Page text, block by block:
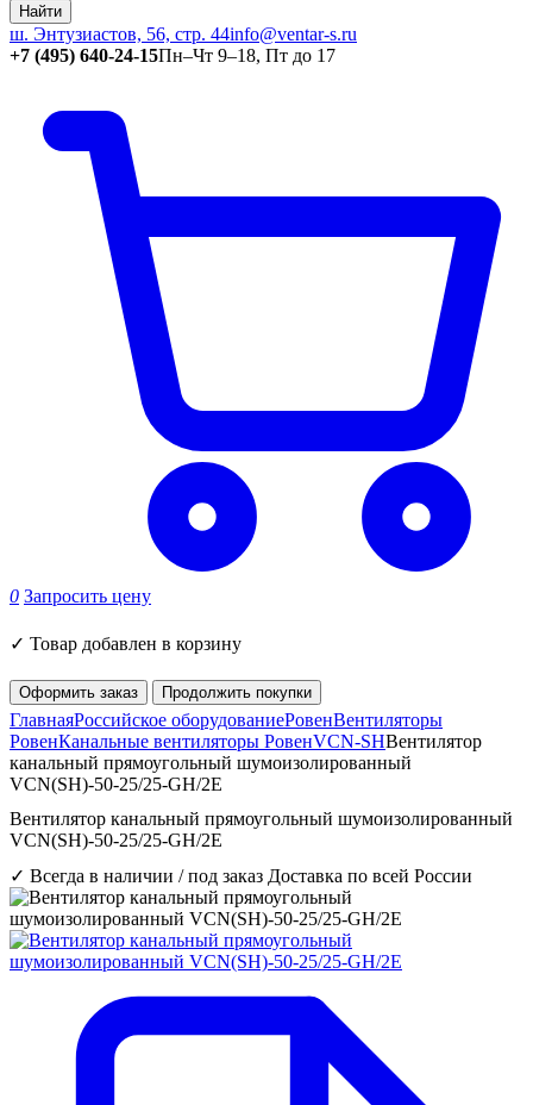
Найти
ш. Энтузиастов, 56, стр. 44info@ventar-s.ru
+7 (495) 640-24-15Пн–Чт 9–18, Пт до 17
0 Запросить цену
✓ Товар добавлен в корзину
Оформить заказ Продолжить покупки
ГлавнаяРоссийское оборудованиеРовенВентиляторы
РовенКанальные вентиляторы РовенVCN-SHВентилятор
канальный прямоугольный шумоизолированный
VCN(SH)-50-25/25-GH/2E
Вентилятор канальный прямоугольный шумоизолированный
VCN(SH)-50-25/25-GH/2E
✓ Всегда в наличии / под заказ Доставка по всей России